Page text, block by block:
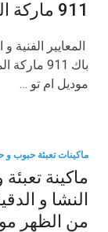
911 ماركة المهندس منسي
المعايير
باك
موديل ام تو …
ماكينات تعبئة حبوب و
ماكينة
النشا و